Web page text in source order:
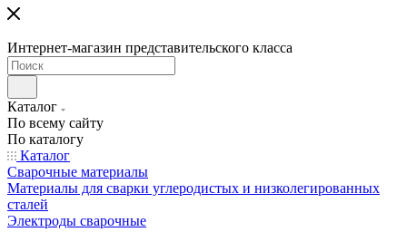
Интернет-магазин представительского класса
Каталог
По всему сайту
По каталогу
Каталог
Сварочные материалы
Материалы для сварки углеродистых и низколегированных
сталей
Электроды сварочные